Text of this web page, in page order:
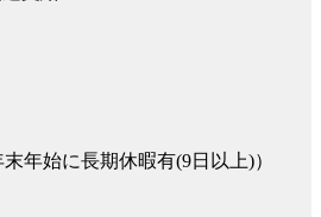
年始に長期休暇有(9日以上)）